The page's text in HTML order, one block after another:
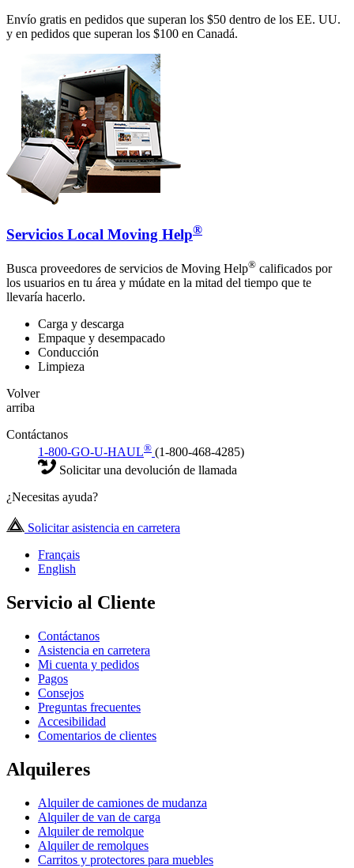
Envío gratis en pedidos que superan los $50 dentro de los EE. UU.
y en pedidos que superan los $100 en Canadá.
Servicios Local Moving Help®
Busca proveedores de servicios de Moving Help® calificados por
los usuarios en tu área y múdate en la mitad del tiempo que te
llevaría hacerlo.
Carga y descarga
Empaque y desempacado
Conducción
Limpieza
Volver
arriba
Contáctanos
1-800-GO-U-HAUL® (1-800-468-4285)
Solicitar una devolución de llamada
¿Necesitas ayuda?
Solicitar asistencia en carretera
Français
English
Servicio al Cliente
Contáctanos
Asistencia en carretera
Mi cuenta y pedidos
Pagos
Consejos
Preguntas frecuentes
Accesibilidad
Comentarios de clientes
Alquileres
Alquiler de camiones de mudanza
Alquiler de van de carga
Alquiler de remolque
Alquiler de remolques
Carritos y protectores para muebles